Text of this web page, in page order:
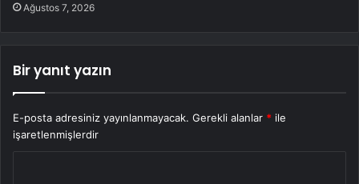
Ağustos 7, 2026
Bir yanıt yazın
E-posta adresiniz yayınlanmayacak. Gerekli alanlar * ile
işaretlenmişlerdir